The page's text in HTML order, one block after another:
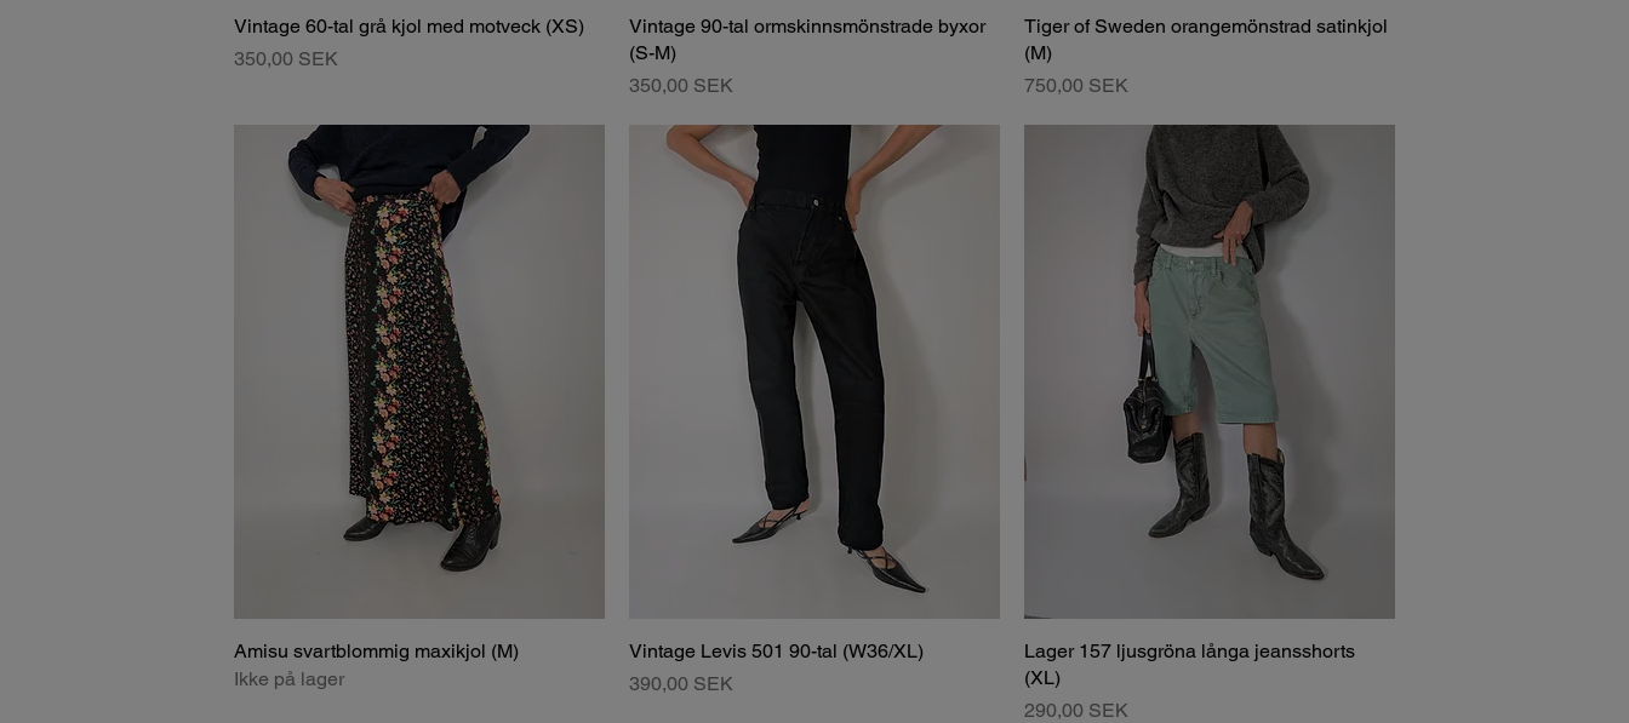
Vintage 60-tal grå kjol med motveck (XS)
Pris
350,00 SEK
Vintage 90-tal ormskinnsmönstrade byxor
(S-M)
Pris
350,00 SEK
Tiger of Sweden orangemönstrad satinkjol
(M)
Pris
750,00 SEK
Amisu svartblommig maxikjol (M)
Ikke på lager
Vintage Levis 501 90-tal (W36/XL)
Pris
390,00 SEK
Lager 157 ljusgröna långa jeansshorts
(XL)
Pris
290,00 SEK